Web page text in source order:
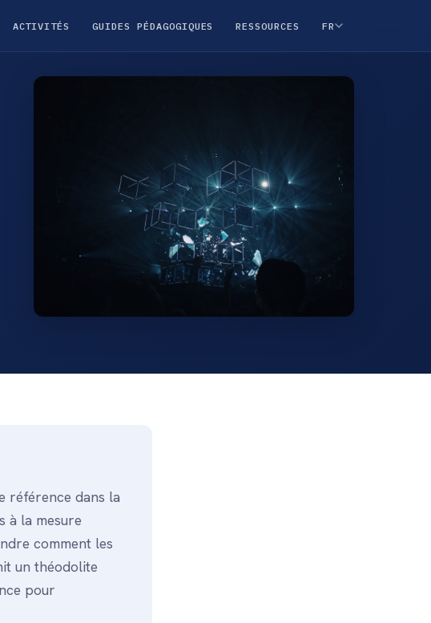
ACTIVITÉS GUIDES PÉDAGOGIQUES RESSOURCES FR
référence dans la
à la mesure
comment les
un théodolite
pour